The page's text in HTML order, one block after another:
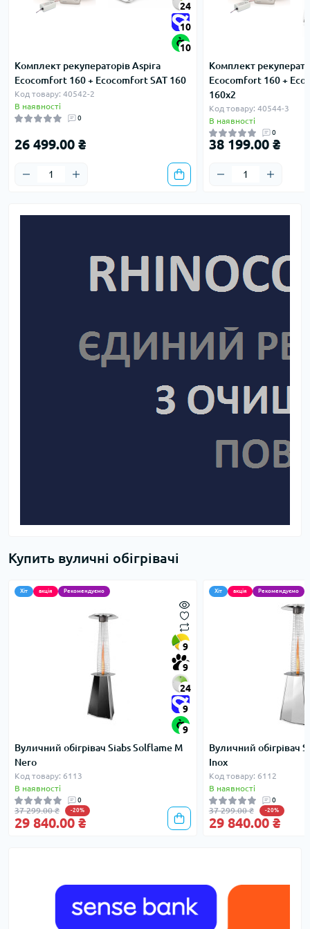
24
10
10
Комплект рекуператорів Aspira
Ecocomfort 160 + Ecocomfort SAT 160
Код товару: 40542-2
В наявності
0
26 499.00 ₴
Комплект
Ecocomfort 160 +
160x2
Код товару: 40544-3
В наявності
0
38 199.00 ₴
Купить вуличні обігрівачі
Хіт акція Рекомендуємо
9
9
24
9
9
Вуличний обігрівач Siabs Solflame M
Nero
Код товару: 6113
В наявності
0
37 299.00 ₴ -20%
29 840.00 ₴
Хіт акція Рекомендуємо
Вуличний обігрівач
Inox
Код товару: 6112
В наявності
0
37 299.00 ₴ -20%
29 840.00 ₴